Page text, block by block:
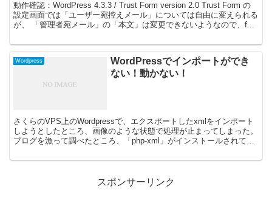
動作確認：WordPress 4.3.3 / Trust Form version 2.0 Trust Form の
設定画面では「ユーザー宛控えメール」については自由に変えられる
が、 「管理者宛メール」の「本文」は変更できないようなので、f...
Wordpress
WordPressでインポートができ
ない！動かない！
さくらのVPS上のWordpressで、エクスポートしたxmlをインポート
しようとしたところ、画像のような状態で処理が止まってしまった。
ブログを漁って調べたところ、「php-xml」がインストールされてい
スポンサーリンク